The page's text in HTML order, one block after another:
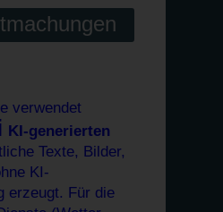
verwendet
KI-generierten
Texte, Bilder,
KI-
erzeugt. Für die